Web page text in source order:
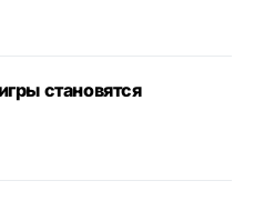
становятся